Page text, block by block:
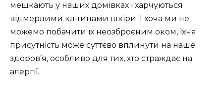
мешкають у наших домівках і харчуються
відмерлими клітинами шкіри. І хоча ми не
можемо побачити їх неозброєним оком, їхня
присутність може суттєво вплинути на наше
здоров’я, особливо для тих, хто страждає на
алергії.